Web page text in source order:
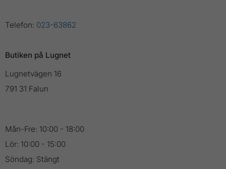
Telefon: 023-63862
Butiken på Lugnet
Lugnetvägen 16
791 31 Falun
Mån-Fre: 10:00 - 18:00
Lör: 10:00 - 15:00
Söndag: Stängt